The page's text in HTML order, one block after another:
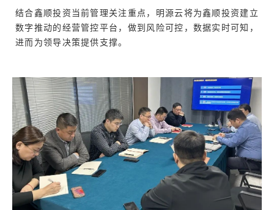
结合鑫顺投资当前管理关注重点，明源云将为鑫顺投资建立
数字推动的经营管控平台，做到风险可控，数据实时可知，
进而为领导决策提供支撑。